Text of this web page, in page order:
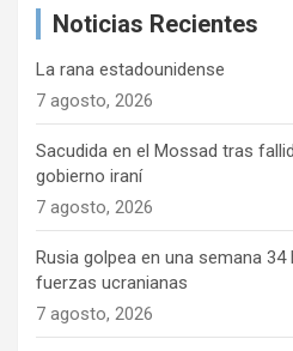
Noticias Recientes
La rana estadounidense
7 agosto, 2026
Sacudida en el Mossad tras
gobierno iraní
7 agosto, 2026
Rusia golpea en una semana
fuerzas ucranianas
7 agosto, 2026